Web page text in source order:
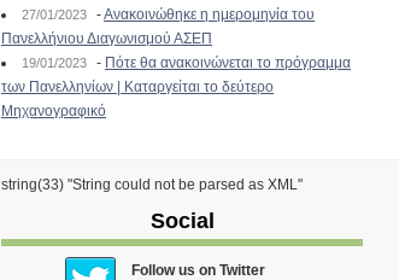
27/01/2023 -Ανακοινώθηκε η ημερομηνία του
Πανελλήνιου Διαγωνισμού ΑΣΕΠ
19/01/2023 - Πότε θα ανακοινώνεται το πρόγραμμα
των Πανελληνίων | Καταργείται το δεύτερο
Μηχανογραφικό
string(33) "String could not be parsed as XML"
Social
Follow us on Twitter